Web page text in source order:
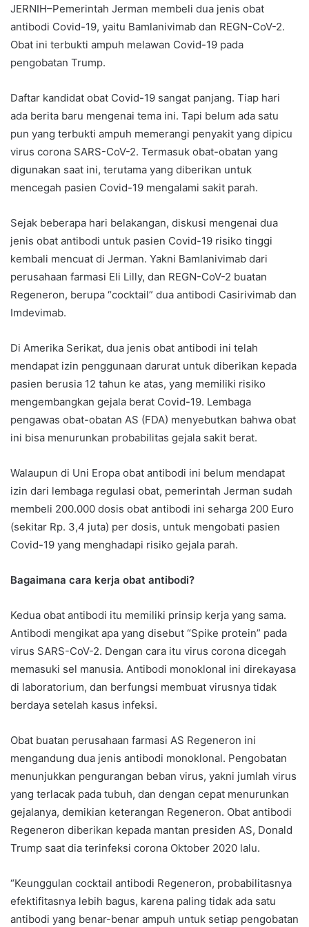
JERNIH–Pemerintah Jerman membeli dua jenis obat
antibodi Covid-19, yaitu Bamlanivimab dan REGN-CoV-2.
Obat ini terbukti ampuh melawan Covid-19 pada
pengobatan Trump.
Daftar kandidat obat Covid-19 sangat panjang. Tiap hari
ada berita baru mengenai tema ini. Tapi belum ada satu
pun yang terbukti ampuh memerangi penyakit yang dipicu
virus corona SARS-CoV-2. Termasuk obat-obatan yang
digunakan saat ini, terutama yang diberikan untuk
mencegah pasien Covid-19 mengalami sakit parah.
Sejak beberapa hari belakangan, diskusi mengenai dua
jenis obat antibodi untuk pasien Covid-19 risiko tinggi
kembali mencuat di Jerman. Yakni Bamlanivimab dari
perusahaan farmasi Eli Lilly, dan REGN-CoV-2 buatan
Regeneron, berupa “cocktail” dua antibodi Casirivimab dan
Imdevimab.
Di Amerika Serikat, dua jenis obat antibodi ini telah
mendapat izin penggunaan darurat untuk diberikan kepada
pasien berusia 12 tahun ke atas, yang memiliki risiko
mengembangkan gejala berat Covid-19. Lembaga
pengawas obat-obatan AS (FDA) menyebutkan bahwa obat
ini bisa menurunkan probabilitas gejala sakit berat.
Walaupun di Uni Eropa obat antibodi ini belum mendapat
izin dari lembaga regulasi obat, pemerintah Jerman sudah
membeli 200.000 dosis obat antibodi ini seharga 200 Euro
(sekitar Rp. 3,4 juta) per dosis, untuk mengobati pasien
Covid-19 yang menghadapi risiko gejala parah.
Bagaimana cara kerja obat antibodi?
Kedua obat antibodi itu memiliki prinsip kerja yang sama.
Antibodi mengikat apa yang disebut “Spike protein” pada
virus SARS-CoV-2. Dengan cara itu virus corona dicegah
memasuki sel manusia. Antibodi monoklonal ini direkayasa
di laboratorium, dan berfungsi membuat virusnya tidak
berdaya setelah kasus infeksi.
Obat buatan perusahaan farmasi AS Regeneron ini
mengandung dua jenis antibodi monoklonal. Pengobatan
menunjukkan pengurangan beban virus, yakni jumlah virus
yang terlacak pada tubuh, dan dengan cepat menurunkan
gejalanya, demikian keterangan Regeneron. Obat antibodi
Regeneron diberikan kepada mantan presiden AS, Donald
Trump saat dia terinfeksi corona Oktober 2020 lalu.
“Keunggulan cocktail antibodi Regeneron, probabilitasnya
efektifitasnya lebih bagus, karena paling tidak ada satu
antibodi yang benar-benar ampuh untuk setiap pengobatan